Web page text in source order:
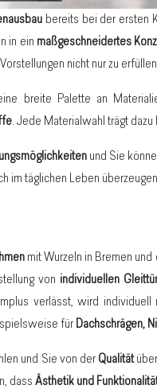
bereits bei der ersten
in ein maßgeschneidertes
nicht nur zu
breite Palette an
. Jede Materialwahl trägt dazu
und Sie
im täglichen Leben
mit Wurzeln in Bremen
von individuellen
verlässt, wird
für Dachschrägen,
und Sie von der Qualität
dass Ästhetik und